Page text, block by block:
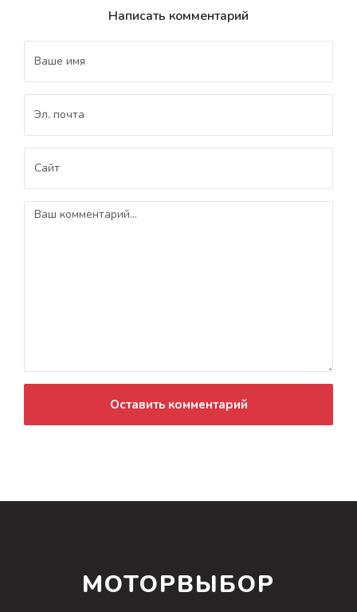
Написать комментарий
Оставить комментарий
МОТОРВЫБОР